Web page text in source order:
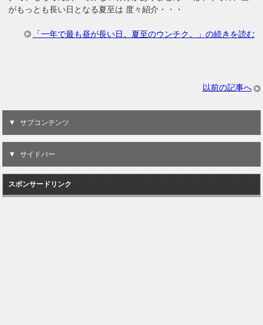
がもっとも長い日となる夏至は 度々紹介・・・
「一年で最も昼が長い日。夏至のウンチク。」の続きを読む
以前の記事へ
サブコンテンツ
サイドバー
スポンサードリンク